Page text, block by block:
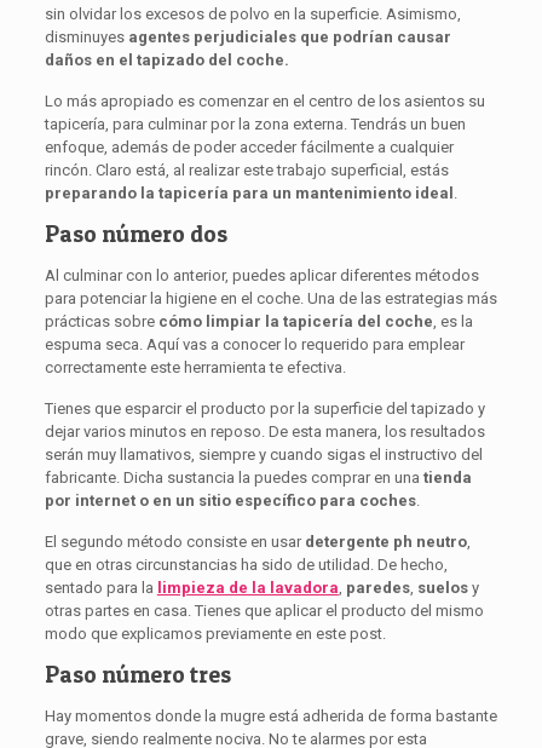
sin olvidar los excesos de polvo en la superficie. Asimismo,
disminuyes agentes perjudiciales que podrían causar
daños en el tapizado del coche.
Lo más apropiado es comenzar en el centro de los asientos su
tapicería, para culminar por la zona externa. Tendrás un buen
enfoque, además de poder acceder fácilmente a cualquier
rincón. Claro está, al realizar este trabajo superficial, estás
preparando la tapicería para un mantenimiento ideal .
Paso número dos
Al culminar con lo anterior, puedes aplicar diferentes métodos
para potenciar la higiene en el coche. Una de las estrategias más
prácticas sobre cómo limpiar la tapicería del coche, es la
espuma seca. Aquí vas a conocer lo requerido para emplear
correctamente este herramienta te efectiva.
Tienes que esparcir el producto por la superficie del tapizado y
dejar varios minutos en reposo. De esta manera, los resultados
serán muy llamativos, siempre y cuando sigas el instructivo del
fabricante. Dicha sustancia la puedes comprar en una tienda
por internet o en un sitio específico para coches.
El segundo método consiste en usar detergente ph neutro,
que en otras circunstancias ha sido de utilidad. De hecho,
sentado para la limpieza de la lavadora, paredes, suelosy
otras partes en casa. Tienes que aplicar el producto del mismo
modo que explicamos previamente en este post.
Paso número tres
Hay momentos donde la mugre está adherida de forma bastante
grave, siendo realmente nociva. No te alarmes por esta